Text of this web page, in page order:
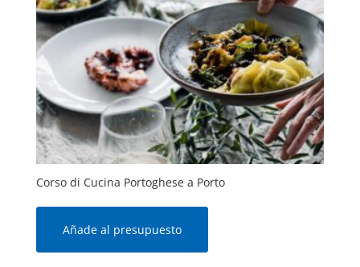
Corso di Cucina Portoghese a Porto
Añade al presupuesto